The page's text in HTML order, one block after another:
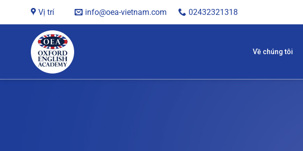
Vị trí info@oea-vietnam.com 02432321318
Về chúng tôi